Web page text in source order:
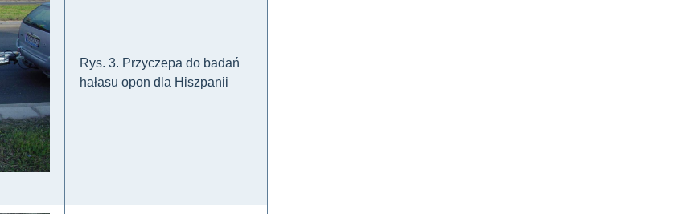
Rys. 3. Przyczepa do badań
hałasu opon dla Hiszpanii